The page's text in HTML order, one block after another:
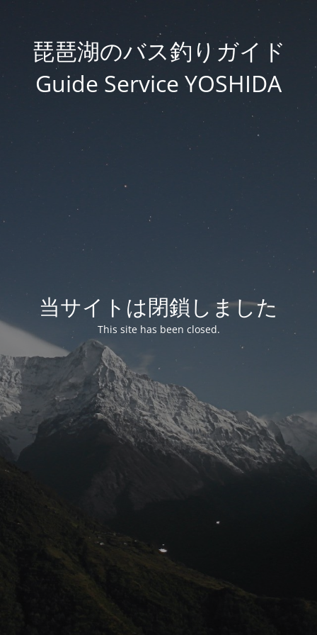
琵琶湖のバス釣りガイド
Guide Service YOSHIDA
当サイトは閉鎖しました
This site has been closed.